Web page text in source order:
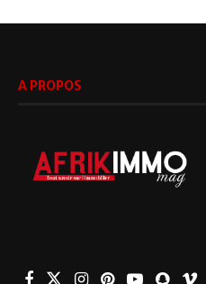
A PROPOS